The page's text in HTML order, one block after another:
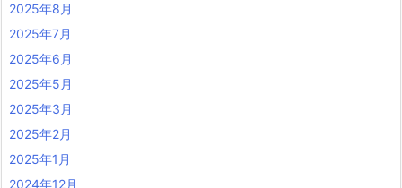
2025年8月
2025年7月
2025年6月
2025年5月
2025年3月
2025年2月
2025年1月
2024年12月